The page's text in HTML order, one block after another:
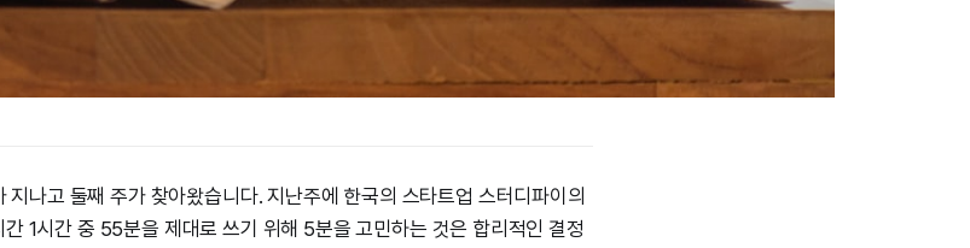
나고 둘째 주가 찾아왔습니다. 지난주에 한국의 스타트업 스터디파이의
1시간 중 55분을 제대로 쓰기 위해 5분을 고민하는 것은 합리적인 결정